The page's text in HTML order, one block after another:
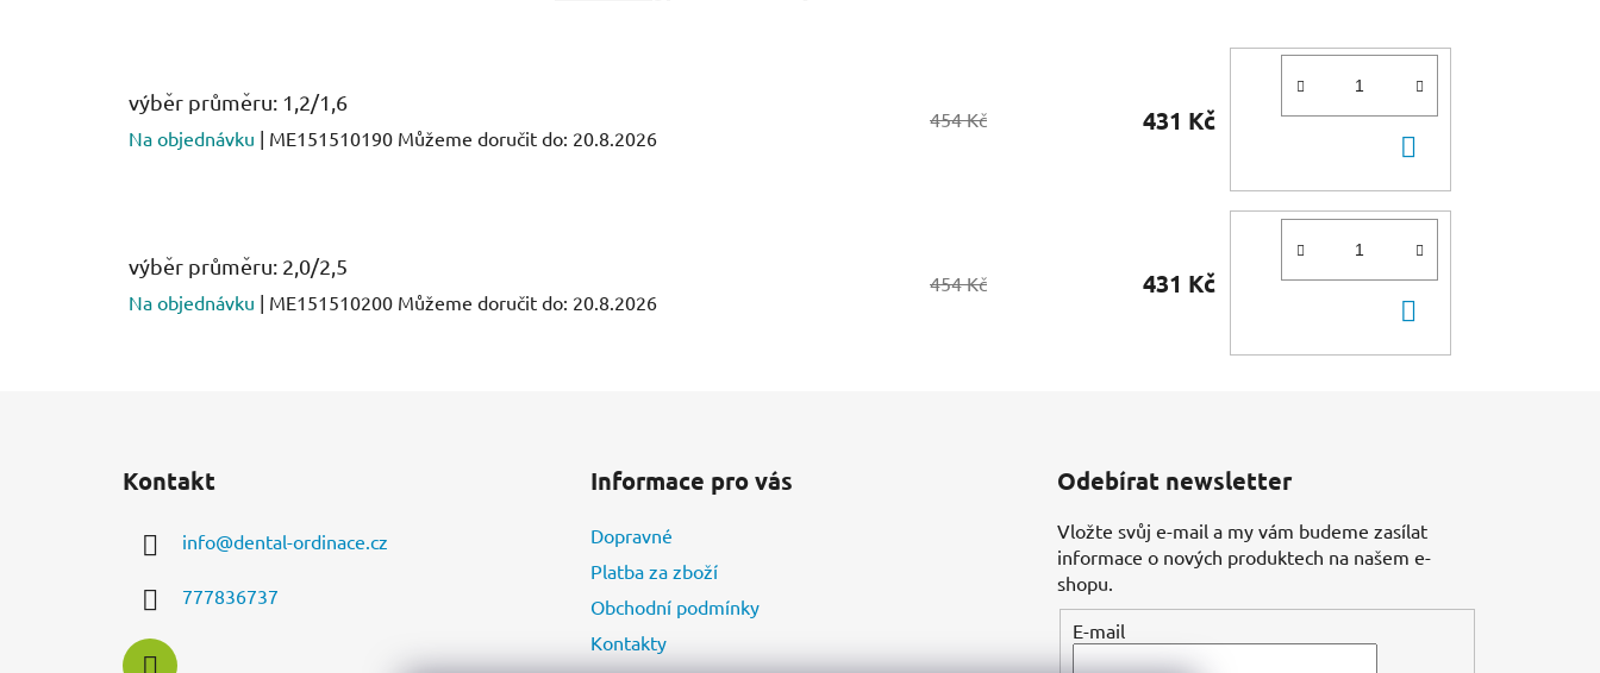
výběr průměru: 1,2/1,6
Na objednávku | ME151510190 Můžeme doručit do: 20.8.2026
454 Kč 431 Kč
výběr průměru: 2,0/2,5
Na objednávku | ME151510200 Můžeme doručit do: 20.8.2026
454 Kč 431 Kč
Kontakt
info@dental-ordinace.cz
777836737
Informace pro vás
Dopravné
Platba za zboží
Obchodní podmínky
Kontakty
Odebírat newsletter
Vložte svůj e-mail a my vám budeme zasílat
informace o nových produktech na našem e-
shopu.
E-mail